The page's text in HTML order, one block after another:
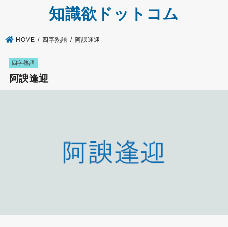
知識欲ドットコム
HOME 四字熟語 阿諛逢迎
四字熟語
阿諛逢迎